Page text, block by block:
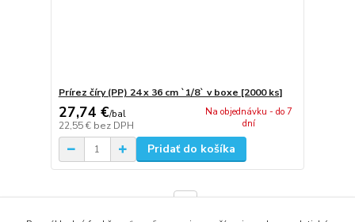
Prírez číry (PP) 24 x 36 cm `1/8` v boxe [2000 ks]
27,74 €/bal
22,55 € bez DPH
Na objednávku - do 7
dní
Pridať do košíka
strana
z 1